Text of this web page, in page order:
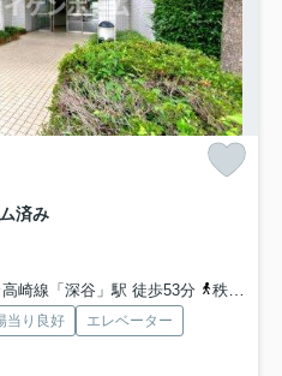
済み
高崎線「深谷」駅 徒歩53分 秩父鉄道「石原」駅 徒歩78分
当り良好
エレベーター